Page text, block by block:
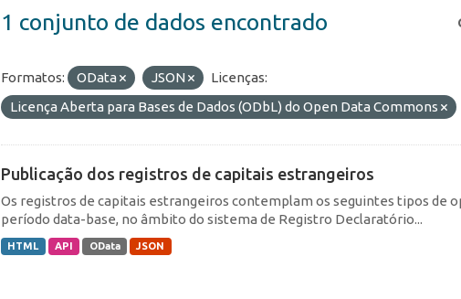
1 conjunto de dados encontrado
Formatos: OData JSON
Licenças:
Licença Aberta para Bases de Dados (ODbL) do Open Data Commons
Publicação dos registros de capitais estrangeiros
Os registros de capitais estrangeiros contemplam os seguintes tipos de
período data-base, no âmbito do sistema de Registro Declaratório...
HTML API OData JSON